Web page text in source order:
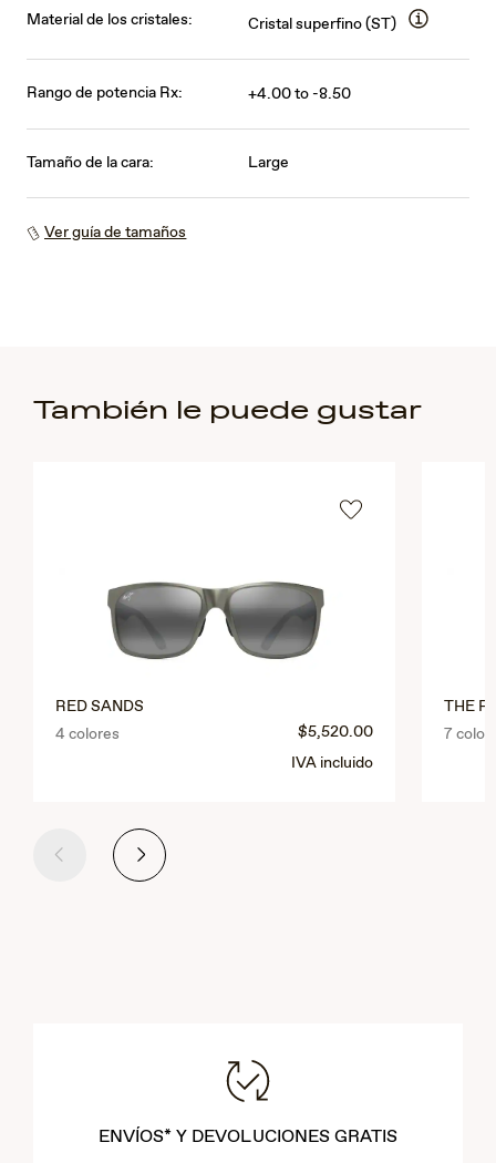
Material de los cristales: Cristal superfino (ST)
Rango de potencia Rx: +4.00 to -8.50
Tamaño de la cara: Large
Ver guía de tamaños
También le puede gustar
RED SANDS
4 colores
$5,520.00
IVA incluido
THE
7
Anterior Siguiente
ENVÍOS* Y DEVOLUCIONES GRATIS